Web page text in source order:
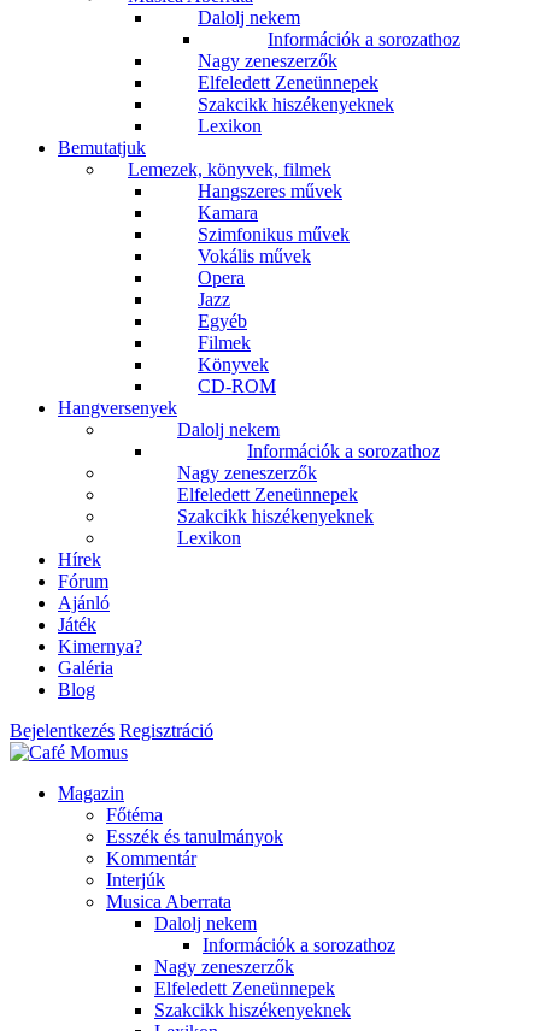
Dalolj nekem
Információk a sorozathoz
Nagy zeneszerzők
Elfeledett Zeneünnepek
Szakcikk hiszékenyeknek
Lexikon
Bemutatjuk
Lemezek, könyvek, filmek
Hangszeres művek
Kamara
Szimfonikus művek
Vokális művek
Opera
Jazz
Egyéb
Filmek
Könyvek
CD-ROM
Hangversenyek
Dalolj nekem
Információk a sorozathoz
Nagy zeneszerzők
Elfeledett Zeneünnepek
Szakcikk hiszékenyeknek
Lexikon
Hírek
Fórum
Ajánló
Játék
Kimernya?
Galéria
Blog
Bejelentkezés Regisztráció
Magazin
Főtéma
Esszék és tanulmányok
Kommentár
Interjúk
Musica Aberrata
Dalolj nekem
Információk a sorozathoz
Nagy zeneszerzők
Elfeledett Zeneünnepek
Szakcikk hiszékenyeknek